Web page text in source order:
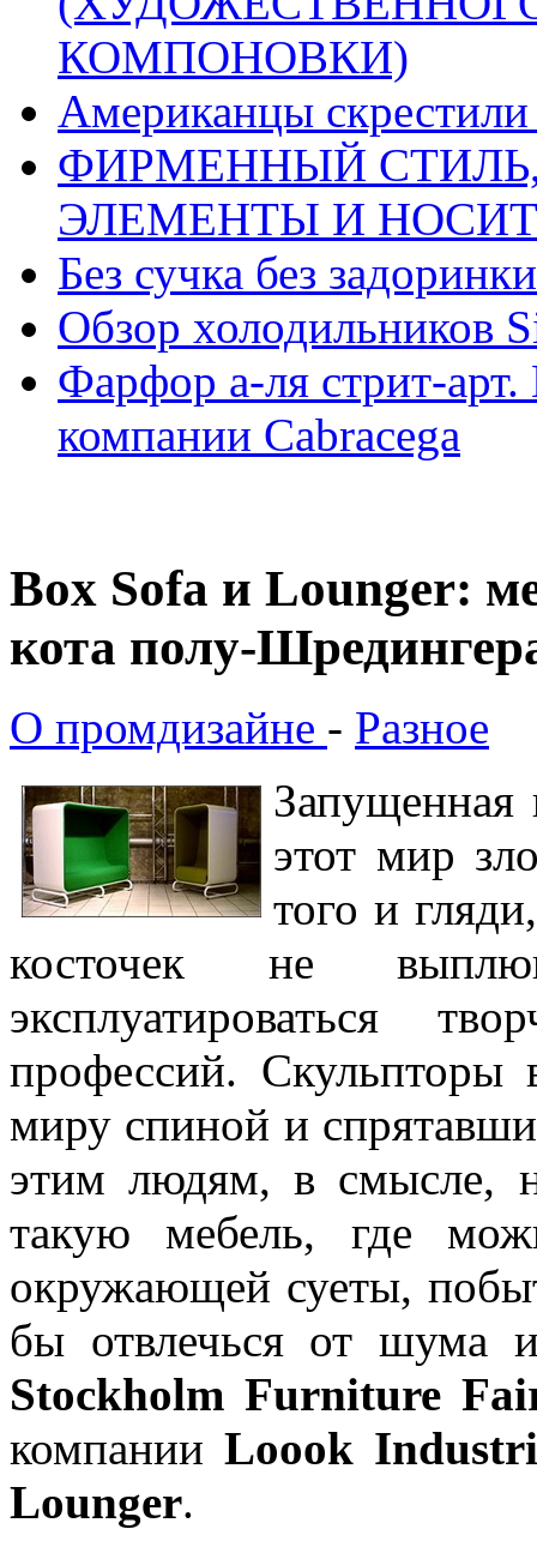
КОМПОНОВКИ)
Американцы
ФИРМЕННЫЙ
ЭЛЕМЕНТЫ И
Без сучка без
Обзор холодильников
Фарфор а-ля стрит-
компании Cabracega
Box Sofa и Lounger:
кота полу-
О промдизайне - Разное
Запущенная
этот мир
того и
косточек не
эксплуатироваться
профессий. Скульпторы
миру спиной и
этим людям, в смысле,
такую мебель, где
окружающей суеты,
бы отвлечься от шума
Stockholm Furniture
компанииLoook
Lounger.